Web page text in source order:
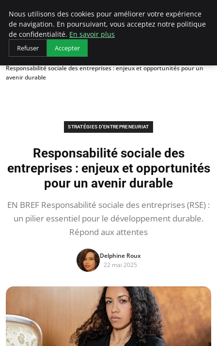
LECFCM
Accueil
Stratégies d'entrepreneuriat
Responsabilité sociale des entreprises : enjeux et opportunités pour un
avenir durable
STRATÉGIES D'ENTREPRENEURIAT
Responsabilité sociale des
entreprises : enjeux et opportunités
pour un avenir durable
EN BREF Responsabilité sociale des entreprises (RSE) :
un pilier essentiel pour le développement durable.
Répond aux attentes
Delphine Roux
22 mai 2025
Nous utilisons des cookies pour améliorer votre expérience
de navigation. En poursuivant, vous acceptez notre politique
de confidentialité. En savoir plus
Refuser Accepter